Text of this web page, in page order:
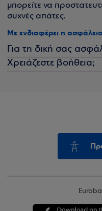
μπορείτε να
συχνές απάτες.
Με ενδιαφέρει η ασφάλεια
Για τη δική σας
Χρειάζεστε βοήθεια;